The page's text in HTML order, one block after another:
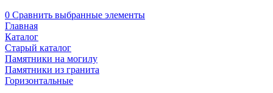
0 Сравнить выбранные элементы
Главная
Каталог
Старый каталог
Памятники на могилу
Памятники из гранита
Горизонтальные